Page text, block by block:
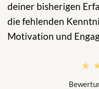
deiner bisherigen
die fehlenden
Motivation und